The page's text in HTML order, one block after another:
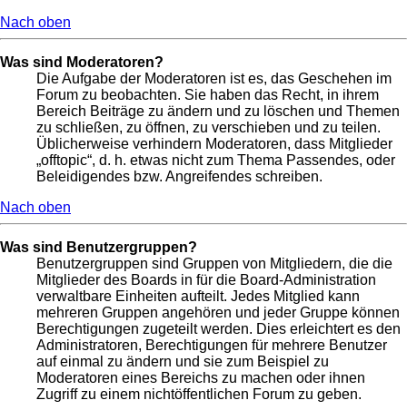
Nach oben
Was sind Moderatoren?
Die Aufgabe der Moderatoren ist es, das Geschehen im
Forum zu beobachten. Sie haben das Recht, in ihrem
Bereich Beiträge zu ändern und zu löschen und Themen
zu schließen, zu öffnen, zu verschieben und zu teilen.
Üblicherweise verhindern Moderatoren, dass Mitglieder
„offtopic“, d. h. etwas nicht zum Thema Passendes, oder
Beleidigendes bzw. Angreifendes schreiben.
Nach oben
Was sind Benutzergruppen?
Benutzergruppen sind Gruppen von Mitgliedern, die die
Mitglieder des Boards in für die Board-Administration
verwaltbare Einheiten aufteilt. Jedes Mitglied kann
mehreren Gruppen angehören und jeder Gruppe können
Berechtigungen zugeteilt werden. Dies erleichtert es den
Administratoren, Berechtigungen für mehrere Benutzer
auf einmal zu ändern und sie zum Beispiel zu
Moderatoren eines Bereichs zu machen oder ihnen
Zugriff zu einem nichtöffentlichen Forum zu geben.